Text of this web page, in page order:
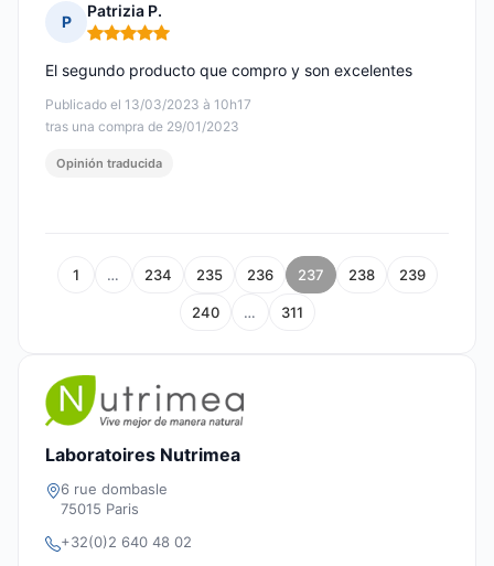
P
Patrizia P.
Nota: 5 de 5
Publicado el 13/03/2023 à 10h17
tras una compra de 29/01/2023
El segundo producto que compro y son excelentes
Opinión traducida
1 … 234 235 236 237 238 239
240 … 311
Laboratoires Nutrimea
6 rue dombasle
75015 Paris
+32(0)2 640 48 02